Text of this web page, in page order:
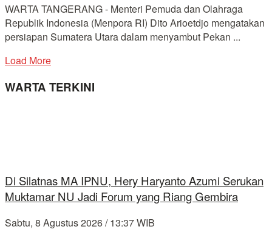
WARTA TANGERANG - Menteri Pemuda dan Olahraga
Republik Indonesia (Menpora RI) Dito Arioetdjo mengatakan
persiapan Sumatera Utara dalam menyambut Pekan ...
Load More
WARTA TERKINI
Di Silatnas MA IPNU, Hery Haryanto Azumi Serukan
Muktamar NU Jadi Forum yang Riang Gembira
Sabtu, 8 Agustus 2026 / 13:37 WIB